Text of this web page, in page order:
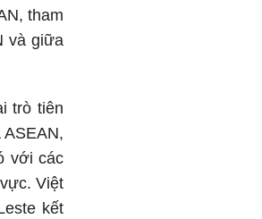
tham
và giữa
trò tiên
với các
Việt
kết